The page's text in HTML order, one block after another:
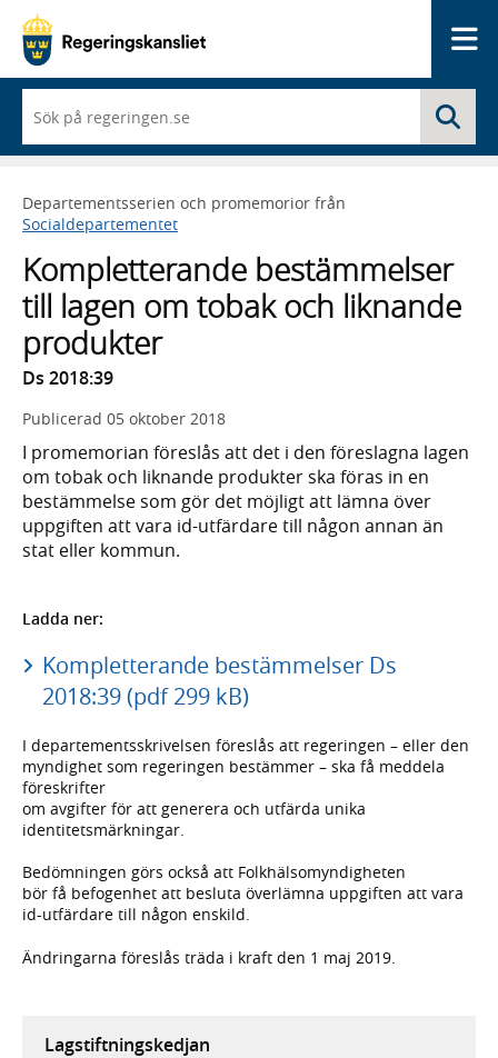
du
börjar
skriva
framträder
en
med
sökförslag
Departementsserien och promemorior från
Socialdepartementet
Kompletterande bestämmelser
till lagen om tobak och liknande
produkter
Ds 2018:39
Publicerad 05 oktober 2018
I promemorian föreslås att det i den föreslagna lagen
om tobak och liknande produkter ska föras in en
bestämmelse som gör det möjligt att lämna över
uppgiften att vara id-utfärdare till någon annan än
stat eller kommun.
Ladda ner:
Kompletterande bestämmelser Ds
2018:39 (pdf 299 kB)
I departementsskrivelsen föreslås att regeringen – eller den
myndighet som regeringen bestämmer – ska få meddela
föreskrifter
om avgifter för att generera och utfärda unika
identitetsmärkningar.
Bedömningen görs också att Folkhälsomyndigheten
bör få befogenhet att besluta överlämna uppgiften att vara
id-utfärdare till någon enskild.
Ändringarna föreslås träda i kraft den 1 maj 2019.
Lagstiftningskedjan